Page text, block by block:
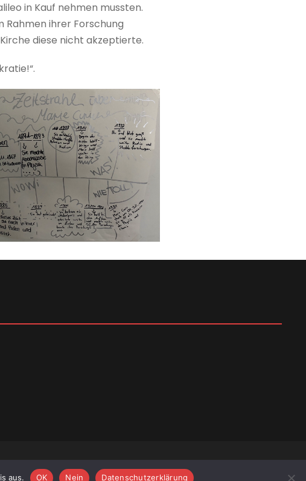
in Kauf nehmen mussten.
Rahmen ihrer Forschung
diese nicht akzeptierte.
Schule Kassel
aus. OK Nein Datenschutzerklärung